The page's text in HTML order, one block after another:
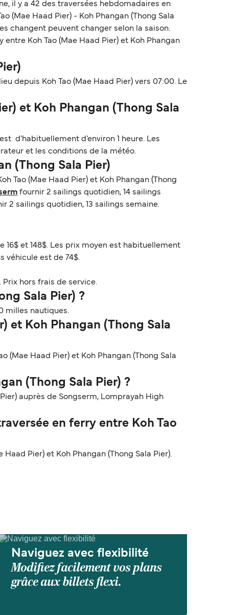
il y a 42 des traversées hebdomadaires en
(Mae Haad Pier) - Koh Phangan (Thong Sala
changent peuvent changer selon la saison.
Koh Tao (Mae Haad Pier) et Koh Phangan
depuis Koh Tao (Mae Haad Pier) vers 07:00. Le
et Koh Phangan (Thong Sala
d’habituellement d’environ 1 heure. Les
et les conditions de la météo.
(Thong Sala Pier)
Tao (Mae Haad Pier) et Koh Phangan (Thong
fournir 2 sailings quotidien, 14 sailings
2 sailings quotidien, 13 sailings semaine.
16$ et 148$. Les prix moyen est habituellement
véhicule est de 74$.
hors frais de service.
Sala Pier) ?
milles nautiques.
et Koh Phangan (Thong Sala
(Mae Haad Pier) et Koh Phangan (Thong Sala
(Thong Sala Pier) ?
auprès de Songserm, Lomprayah High
en ferry entre Koh Tao
Pier) et Koh Phangan (Thong Sala Pier).
Naviguez avec flexibilité
Modifiez facilement vos plans
grâce aux billets flexi.